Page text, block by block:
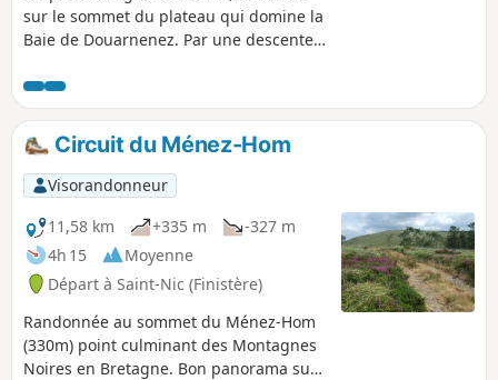
sur le sommet du plateau qui domine la
Baie de Douarnenez. Par une descente
Sur ce parcours, passage au Dolmen de
Ménez Lié, à la Chapelle Saint-Côme et
sa fontaine votive et enfin la fontaine
près le l'Église Saint-Nicaise de Saint-
Nic.
Circuit du Ménez-Hom
Visorandonneur
11,58 km
+335 m
-327 m
4h 15
Moyenne
Départ à Saint-Nic (Finistère)
Randonnée au sommet du Ménez-Hom
(330m) point culminant des Montagnes
Noires en Bretagne. Bon panorama sur